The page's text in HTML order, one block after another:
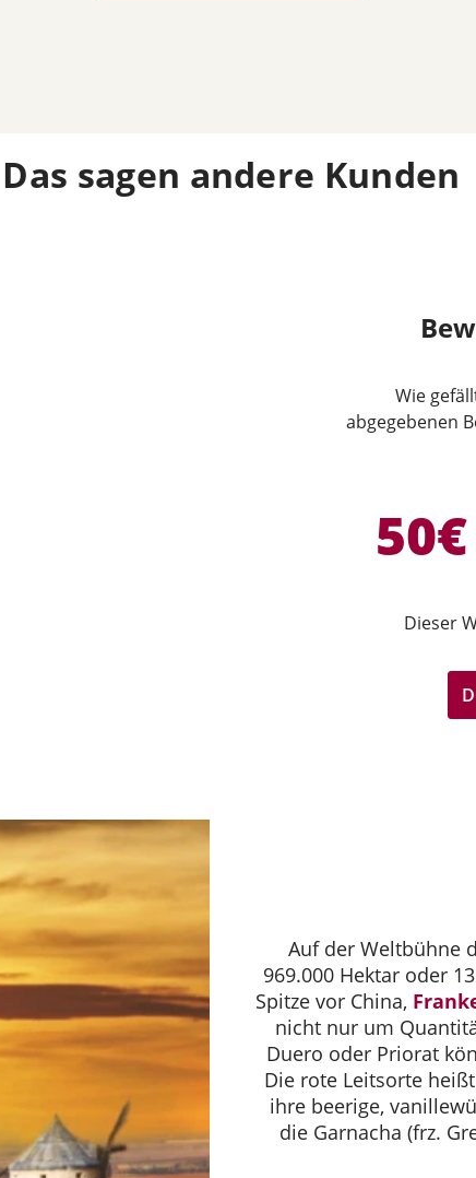
Das sagen andere Kunden
Wie
abgegebenen
Dieser
Auf der Weltbühne
969.000 Hektar oder
Spitze vor China,
nicht nur um
Duero oder Priorat
Die rote Leitsorte
ihre beerige,
die Garnacha (frz.